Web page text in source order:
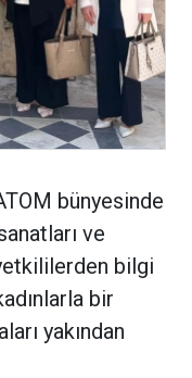
bünyesinde
ve
bilgi
bir
yakından